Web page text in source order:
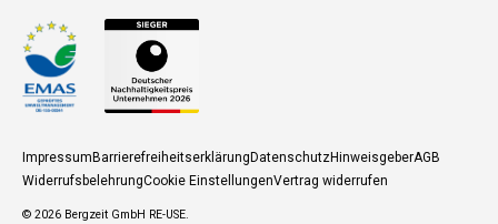
Zahlungsmethoden
ImpressumBarrierefreiheitserklärungDatenschutzHinweisgeberAGB
WiderrufsbelehrungCookie EinstellungenVertrag widerrufen
© 2026 Bergzeit GmbH RE-USE.